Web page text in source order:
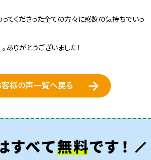
てくださった全ての方々に感謝の気持ちでいっ
ありがとうございました！
客様の声一覧へ戻る